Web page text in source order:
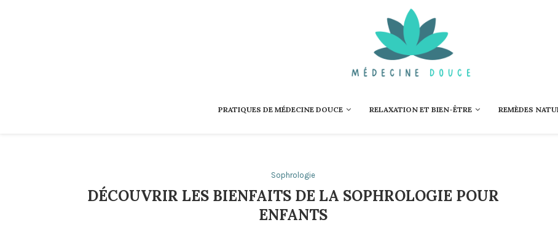
PRATIQUES DE MÉDECINE DOUCE RELAXATION ET BIEN-ÊTRE REMÈDES
Sophrologie
DÉCOUVRIR LES BIENFAITS DE LA SOPHROLOGIE POUR
ENFANTS